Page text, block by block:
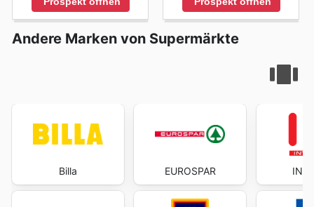
Andere Marken von Supermärkte
Billa EUROSPAR